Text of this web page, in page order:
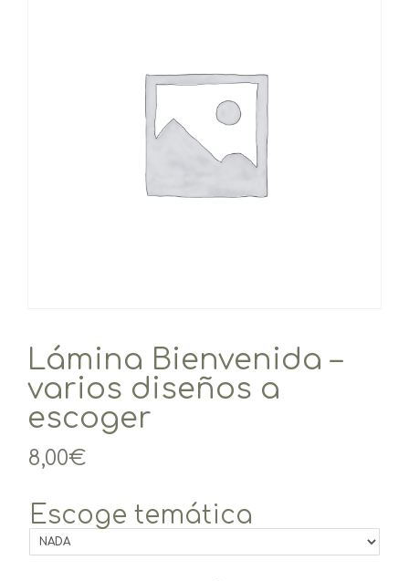
Lámina Bienvenida –
varios diseños a
escoger
8,00€
Escoge temática